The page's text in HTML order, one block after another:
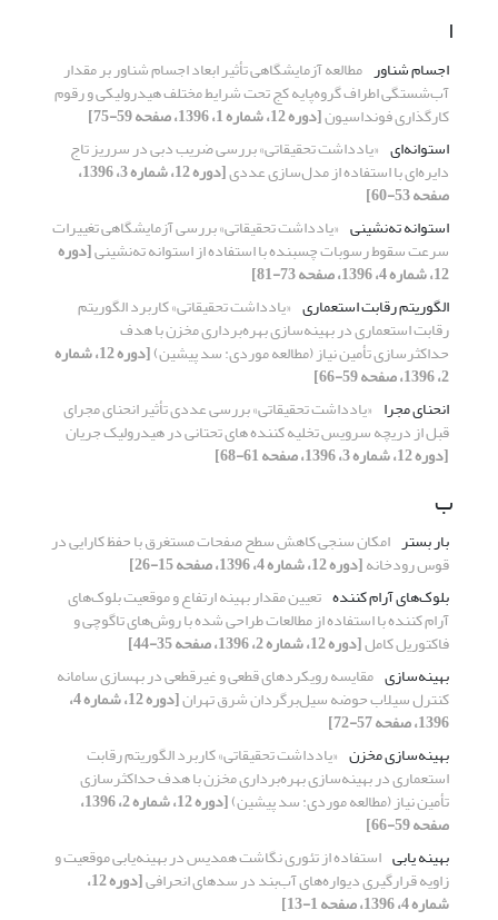
ا
اجسام شناور مطالعه آزمایشگاهی تأثیر ابعاد اجسام شناور بر مقدار
آب‌شستگی اطراف گروه‌پایه کج تحت شرایط مختلف هیدرولیکی و رقوم
کارگذاری فونداسیون[دوره 12، شماره 1، 1396، صفحه 59-75]
استوانه‌ای «یادداشت تحقیقاتی» بررسی ضریب دبی در سرریز تاج
دایره‌ای با استفاده از مدل‌سازی عددی [دوره 12، شماره 3، 1396،
صفحه 53-60]
استوانه ته‌نشینی «یادداشت تحقیقاتی» بررسی آزمایشگاهی تغییرات
سرعت سقوط رسوبات چسبنده با استفاده از استوانه ته‌نشینی[دوره
12، شماره 4، 1396، صفحه 73-81]
الگوریتم رقابت استعماری «یادداشت تحقیقاتی» کاربرد الگوریتم
رقابت استعماری در بهینه‌سازی بهره‌برداری مخزن با هدف
حداکثر‌سازی تأمین نیاز (مطالعه موردی: سد پیشین) [دوره 12، شماره
2، 1396، صفحه 59-66]
انحنای مجرا «یادداشت تحقیقاتی» بررسی عددی تأثیر انحنای مجرای
قبل از دریچه سرویس تخلیه کننده ‏های تحتانی در هیدرولیک جریان
[دوره 12، شماره 3، 1396، صفحه 61-68]
ب
بار بستر امکان سنجی کاهش سطح صفحات مستغرق با حفظ کارایی در
قوس رودخانه[دوره 12، شماره 4، 1396، صفحه 15-26]
بلوک‌های آرام کننده تعیین مقدار بهینه ارتفاع و موقعیت بلوک‌های
آرام کننده با استفاده از مطالعات طراحی شده با روش‌های تاگوچی و
فاکتوریل کامل[دوره 12، شماره 2، 1396، صفحه 35-44]
بهینه‌سازی مقایسه رویکردهای قطعی و غیرقطعی در بهسازی سامانه
کنترل سیلاب حوضه سیل‌برگردان شرق تهران [دوره 12، شماره 4،
1396، صفحه 57-72]
بهینه‌سازی مخزن «یادداشت تحقیقاتی» کاربرد الگوریتم رقابت
استعماری در بهینه‌سازی بهره‌برداری مخزن با هدف حداکثر‌سازی
تأمین نیاز (مطالعه موردی: سد پیشین) [دوره 12، شماره 2، 1396،
صفحه 59-66]
بهینه یابی استفاده از تئوری نگاشت همدیس در بهینه‌یابی موقعیت و
زاویه قرارگیری دیواره‌های آب‌بند در سدهای انحرافی [دوره 12،
شماره 4، 1396، صفحه 1-13]